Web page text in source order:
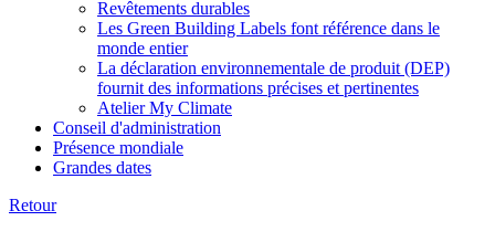
Revêtements durables
Les Green Building Labels font référence dans le
monde entier
La déclaration environnementale de produit (DEP)
fournit des informations précises et pertinentes
Atelier My Climate
Conseil d'administration
Présence mondiale
Grandes dates
Retour